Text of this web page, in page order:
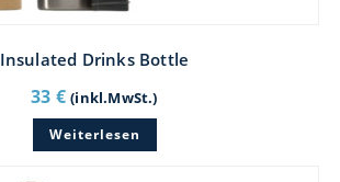
Insulated Drinks Bottle
33 € (inkl.MwSt.)
Weiterlesen